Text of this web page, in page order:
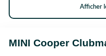
MINI Cooper
Afficher